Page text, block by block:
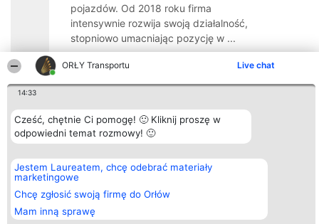
ORŁY Transportu Live chat
14:33
Cześć, chętnie Ci pomogę! 🙂 Kliknij proszę w
odpowiedni temat rozmowy! 🙂
Jestem Laureatem, chcę odebrać materiały
marketingowe
Chcę zgłosić swoją firmę do Orłów
Mam inną sprawę
pojazdów. Od 2018 roku firma
intensywnie rozwija swoją działalność,
stopniowo umacniając pozycję w ...
10
Organizator plebiscytu
Bright Side Solutions sp. z o.
o. sp. k.
ul. Ruska 22
Wrocław 50-079
KRS 0000749100 | Regon
381313360 | NIP 8943132676
+48 508 492 400
Plebiscyt
Laureaci
Lista
wszystkich
Laureatów
Zasady
Polityka
Prywatności
Kontakt
Kontakt